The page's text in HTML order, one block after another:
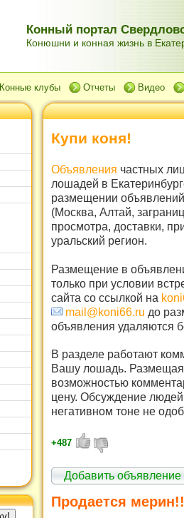
Конный портал
Конюшни и конная жизнь в
Конные клубы Отчеты Видео
Купи коня!
Объявления частных
лошадей в
размещении
(Москва, Алтай,
просмотра, доставки,
уральский регион.
Размещение в
только при условии
сайта со ссылкой на
mail@koni66.ru до
объявления удаляются
В разделе работают
Вашу лошадь. Размещая
возможностью
цену. Обсуждение
негативном тоне не
+487
Добавить объявление
Продается